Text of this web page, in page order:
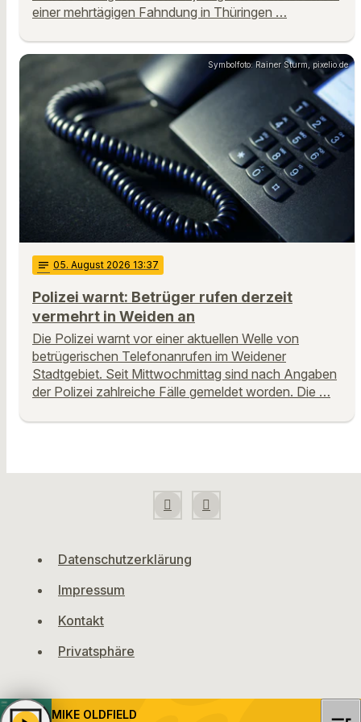
einer mehrtägigen Fahndung in Thüringen …
Symbolfoto: Rainer Sturm, pixelio.de
notes 05. August 2026 13:37
Polizei warnt: Betrüger rufen derzeit
vermehrt in Weiden an
Die Polizei warnt vor einer aktuellen Welle von
betrügerischen Telefonanrufen im Weidener
Stadtgebiet. Seit Mittwochmittag sind nach Angaben
der Polizei zahlreiche Fälle gemeldet worden. Die …
Datenschutzerklärung
Impressum
Kontakt
Privatsphäre
MIKE OLDFIELD